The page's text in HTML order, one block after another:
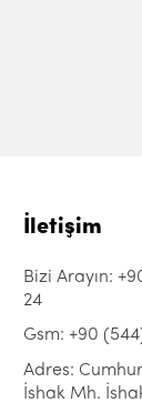
İletişim
Bizi Arayın:
24
Gsm: +90
Adres:
İshak Mh.